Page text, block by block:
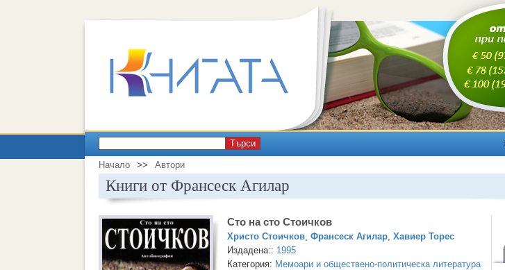
Търси
Начало >> Автори
Книги от Франсеск Агилар
Сто на сто Стоичков
Христо Стоичков, Франсеск Агилар, Хавиер Торес
Издадена:: 1995
Категория: Мемоари и обществено-политическа литература